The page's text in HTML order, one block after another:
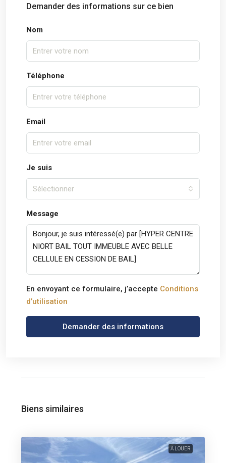
Demander des informations sur ce bien
Nom
Téléphone
Email
Je suis
Sélectionner
Message
En envoyant ce formulaire, j’accepte Conditions
d’utilisation
Demander des informations
Biens similaires
A LOUER